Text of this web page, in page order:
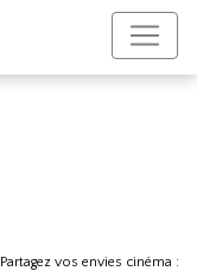
Partagez vos envies cinéma :